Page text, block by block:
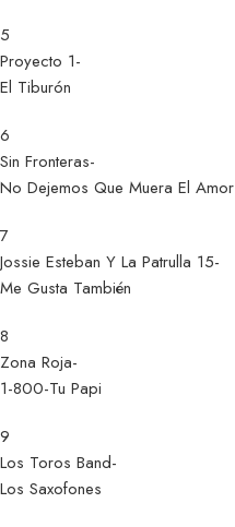
5
Proyecto 1-
El Tiburón
6
Sin Fronteras-
No Dejemos Que Muera El Amor
7
Jossie Esteban Y La Patrulla 15-
Me Gusta También
8
Zona Roja-
1-800-Tu Papi
9
Los Toros Band-
Los Saxofones